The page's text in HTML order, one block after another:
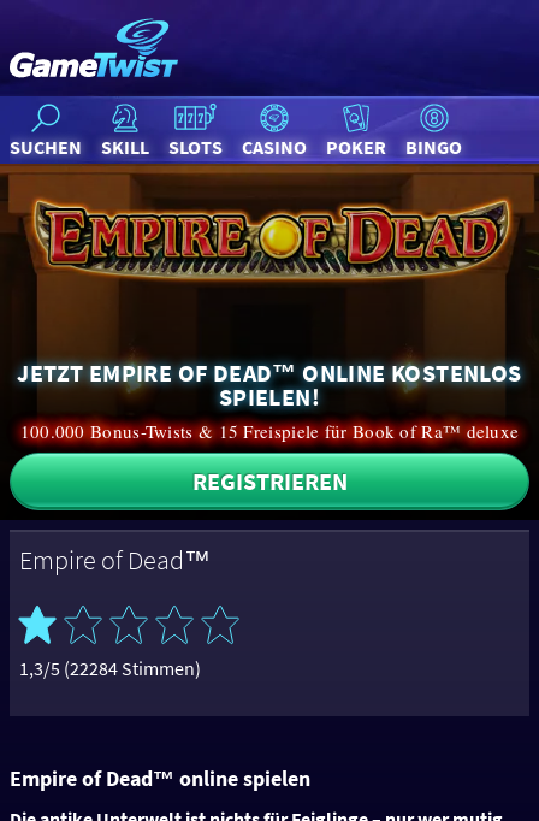
SUCHEN SKILL SLOTS CASINO POKER BINGO
JETZT EMPIRE OF DEAD™ ONLINE KOSTENLOS
SPIELEN!
100.000 Bonus-Twists & 15 Freispiele für Book of Ra™ deluxe
REGISTRIEREN
Empire of Dead™
1,3/5 (22284 Stimmen)
Empire of Dead™ online spielen